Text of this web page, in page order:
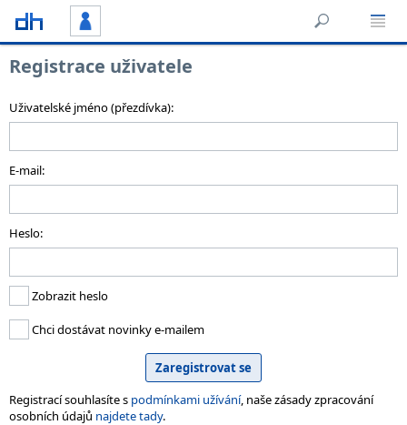
Registrace uživatele
Uživatelské jméno (přezdívka):
E-mail:
Heslo:
Zobrazit heslo
Chci dostávat novinky e-mailem
Registrací souhlasíte s podmínkami užívání, naše zásady zpracování
osobních údajů najdete tady.